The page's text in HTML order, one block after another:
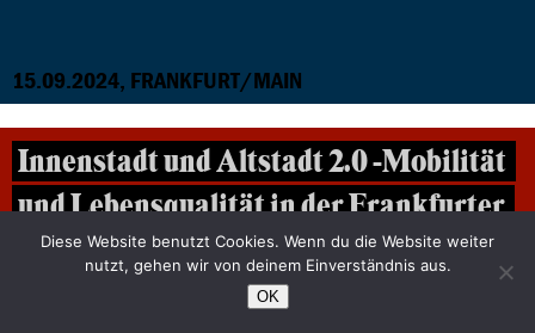
15.09.2024, FRANKFURT/MAIN
Innenstadt und Altstadt 2.0 -Mobilität
und Lebensqualität in der Frankfurter
City
Diese Website benutzt Cookies. Wenn du die Website weiter
nutzt, gehen wir von deinem Einverständnis aus.
OK